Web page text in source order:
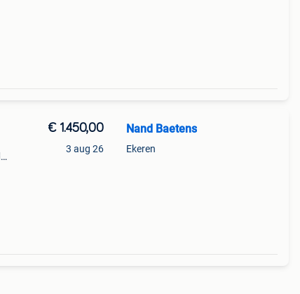
€ 1.450,00
3 aug 26
Nand Baetens
Ekeren